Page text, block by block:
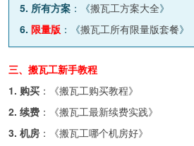
5. 所有方案 ：《搬瓦工方案大全》
6. 限量版 ：《搬瓦工所有限量版套餐》
三、搬瓦工新手教程
1. 购买 ：《搬瓦工购买教程》
2. 续费 ：《搬瓦工最新续费实践》
3. 机房 ：《搬瓦工哪个机房好》